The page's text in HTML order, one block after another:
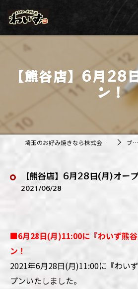
【熊谷店】6月28
ン！
埼玉のお好み焼きなら株式会社アジルカンパニー ブログ
【熊谷店】6月28日(月)オー
2021/06/28
■6月28日(月)11:00に『わいず熊
ン！
2021年6月28日(月)11:00に『わい
プンいたしました。